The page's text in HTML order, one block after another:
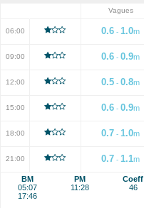
Vagues
06:00 0.6 - 1.0m
09:00 0.6 -0.9m
12:00 0.5 -0.8m
15:00 0.6 -0.9m
18:00 0.7 - 1.0m
21:00 0.7 - 1.1m
BM
05:07
17:46
PM
11:28
Coeff
46